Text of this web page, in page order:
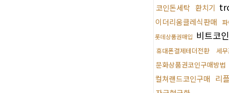
코인돈세탁 환치기
이더리움클레식판매
롯데상품권매입 비트코
휴대폰결제테더전환 세
문화상품권코인구매방법
컬쳐랜드코인구매 리